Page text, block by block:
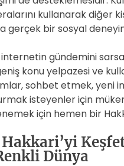
kullanarak diğer
gerçek bir sosyal
gündemini
konu yelpazesi ve
sohbet etmek, yeni
isteyenler için
için hemen bir
Dünya